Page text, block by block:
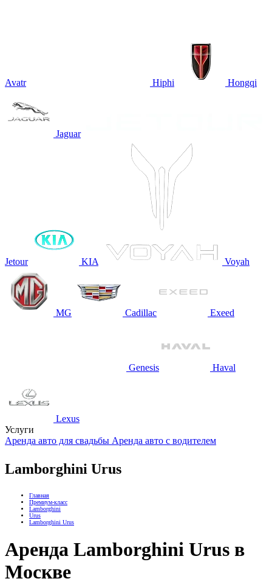
Avatr Hiphi Hongqi
Jaguar
Jetour KIA Voyah
MG Cadillac Exeed
Genesis Haval
Lexus
Услуги
Аренда авто для свадьбы Аренда авто с водителем
Lamborghini Urus
Главная
Премиум-класс
Lamborghini
Urus
Lamborghini Urus
Аренда Lamborghini Urus в
Москве